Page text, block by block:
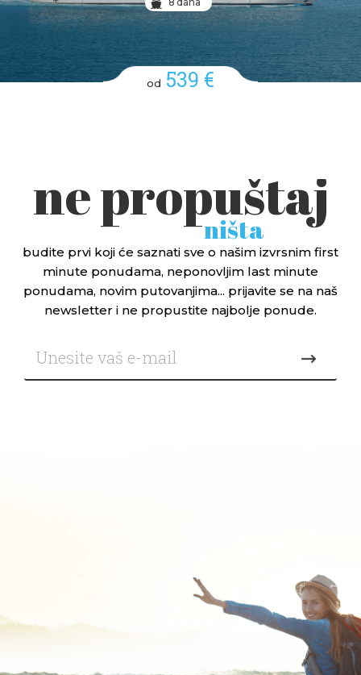
od 539 €
ne propuštaj
ništa
budite prvi koji će saznati sve o našim izvrsnim first
minute ponudama, neponovljim last minute
ponudama, novim putovanjima... prijavite se na naš
newsletter i ne propustite najbolje ponude.